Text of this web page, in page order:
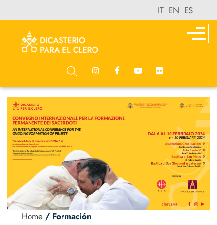
IT EN ES
Home / Formación